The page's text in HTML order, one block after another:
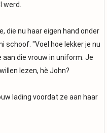
die nu haar eigen hand onder
schoof. "Voel hoe lekker je nu
die vrouw in uniform. Je
lezen, hè John?
lading voordat ze aan haar